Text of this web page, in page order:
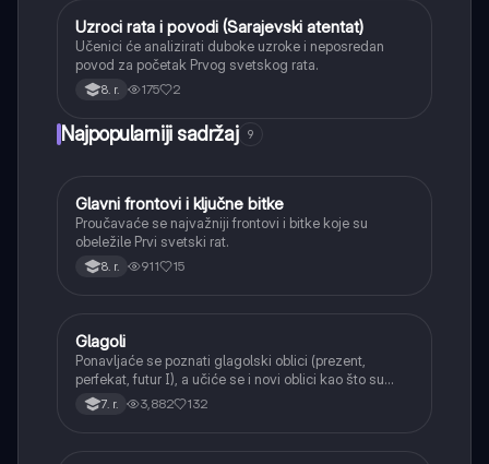
Istorija
Uzroci rata i povodi (Sarajevski atentat)
Učenici će analizirati duboke uzroke i neposredan
povod za početak Prvog svetskog rata.
8. r. 175 2
Najpopularniji sadržaj 9
Istorija
Glavni frontovi i ključne bitke
Proučavaće se najvažniji frontovi i bitke koje su
obeležile Prvi svetski rat.
8. r. 911 15
Srpski jezik
Glagoli
Ponavljaće se poznati glagolski oblici (prezent,
perfekat, futur I), a učiće se i novi oblici kao što su
aorist, imperfekat, pluskvamperfekat, futur II, kao i
glagolski prilozi i pridevi.
7. r. 3,882 132